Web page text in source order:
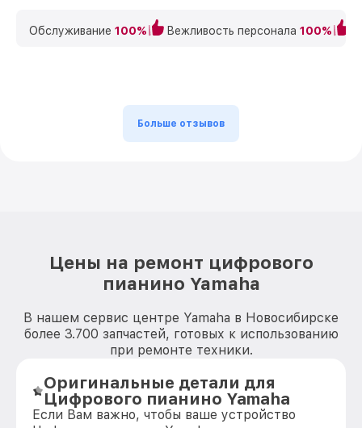
Обслуживание 100% Вежливость персонала 100%
Больше отзывов
Цены на ремонт цифрового
пианино Yamaha
В нашем сервис центре Yamaha в Новосибирске
более 3.700 запчастей, готовых к использованию
при ремонте техники.
Оригинальные детали для
Цифрового пианино Yamaha
Если Вам важно, чтобы ваше устройство